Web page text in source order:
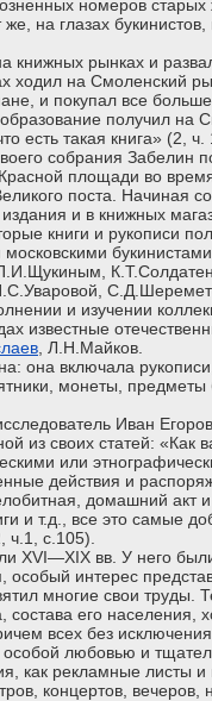
номеров старых
на глазах
книжных рынках и
ходил на Смоленский
и покупал все
получил на
есть такая книга» (2, ч.
собрания Забелин
площади во
поста. Начиная
и в книжных
книги и рукописи
букинистами
и изучении
известные
, Л.Н.Майков.
она включала
монеты, предметы
Иван
из своих статей: «Как
или
действия и
домашний акт и
и т.д., все это самые
ч.1, с.105).
XVI—XIX вв. У него
особый интерес
многие свои труды.
его населения,
всех без
любовью и
как рекламные листы и
концертов, вечеров,